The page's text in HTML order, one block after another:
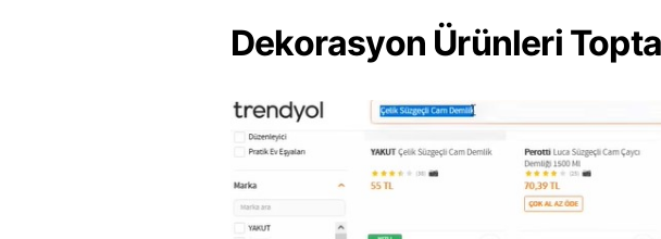
Dekorasyon Ürünleri